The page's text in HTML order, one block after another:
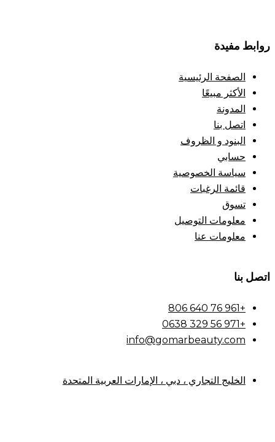
روابط مفيدة
الصفحة الرئيسية
الأكثر مبيعًا
المدونة
اتصل بنا
البنود و الظروف
حسابي
سياسة الخصوصية
قائمة الرغبات
تسوق
معلومات التوصيل
معلومات عنا
اتصل بنا
+961 76 640 806
+971 56 329 0638
info@gomarbeauty.com
الخليج التجاري ، دبي ، الإمارات العربية المتحدة